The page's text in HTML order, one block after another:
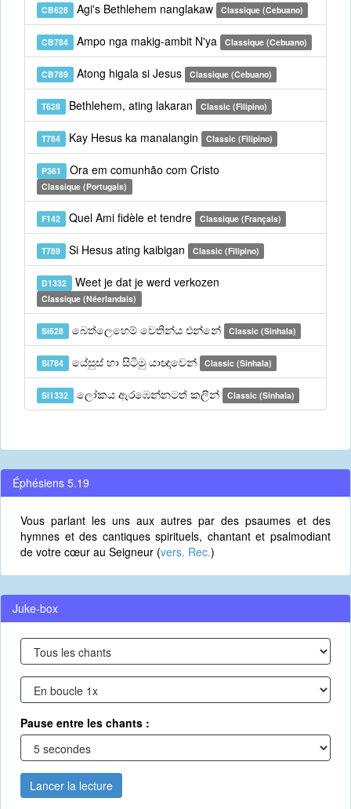
CB628 Agi's Bethlehem nanglakaw Classique (Cebuano)
CB784 Ampo nga makig-ambit N'ya Classique (Cebuano)
CB789 Atong higala si Jesus Classique (Cebuano)
T628 Bethlehem, ating lakaran Classic (Filipino)
T784 Kay Hesus ka manalangin Classic (Filipino)
P361 Ora em comunhão com Cristo
Classique (Portugais)
F142 Quel Ami fidèle et tendre Classique (Français)
T789 Si Hesus ating kaibigan Classic (Filipino)
D1332 Weet je dat je werd verkozen
Classique (Néerlandais)
Si628 බෙත්ලෙහෙම් වෙතින්ය එන්නේ Classic (Sinhala)
Si784 යේසුස් හා සිටිමු යාඥාවෙන් Classic (Sinhala)
Si1332 ලෝකය ඇරඹෙන්නටත් කලින් Classic (Sinhala)
Éphésiens 5.19
Vous parlant les uns aux autres par des psaumes et des
hymnes et des cantiques spirituels, chantant et psalmodiant
de votre cœur au Seigneur (vers. Rec.)
Juke-box
Pause entre les chants :
Lancer la lecture